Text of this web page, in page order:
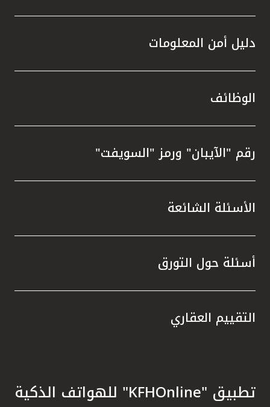
دليل أمن المعلومات
الوظائف
رقم "الآيبان" ورمز "السويفت"
الأسئلة الشائعة
أسئلة حول التورق
التقييم العقاري
تطبيق "KFHOnline" للهواتف الذكية